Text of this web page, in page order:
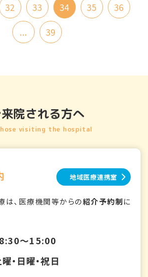
32 33 34 35
36
...
39
院される方へ
visiting the hospital
地域医療連携室
は、医療機関等からの紹介予約制に
～15:00
・日曜・祝日